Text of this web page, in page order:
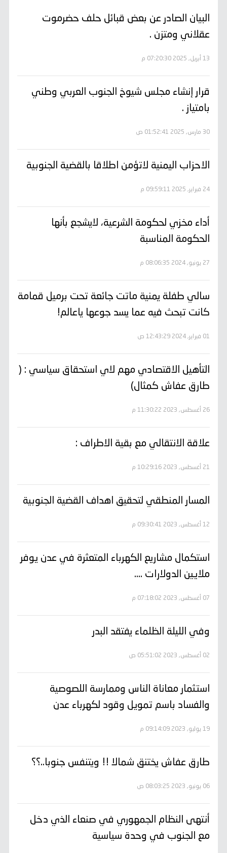
البيان الصادر عن بعض قبائل حلف حضرموت
عقلاني ومتزن .
13 أبريل, 2025 07:20:30 م
قرار إنشاء مجلس شيوخ الجنوب العربي وطني
بامتياز .
30 مارس, 2025 01:52:41 ص
الاحزاب اليمنية لاتؤمن اطلاقا بالقضية الجنوبية
24 فبراير, 2025 09:59:11 م
أداء مخزي لحكومة الشرعية، لايشجع بأنها
الحكومة المناسبة
27 يونيو, 2024 08:06:35 م
سالي طفلة يمنية ماتت جائعة تحت برميل قمامة
كانت تبحث فيه عما يسد جوعها ياعالم!
01 فبراير, 2024 12:43:29 ص
التأهيل الاقتصادي مهم لاي استحقاق سياسي : (
طارق عفاش كمثال)
26 أغسطس, 2023 11:30:22 م
علاقة الانتقالي مع بقية الاطراف :
21 أغسطس, 2023 10:29:16 م
المسار المنطقي لتحقيق اهداف القضية الجنوبية
12 أغسطس, 2023 09:30:41 م
استكمال مشاريع الكهرباء المتعثرة في عدن يوفر
ملايين الدولارات ....
07 أغسطس, 2023 07:18:02 م
وفي الليلة الظلماء يفتقد البدر
02 أغسطس, 2023 05:51:02 ص
استثمار معاناة الناس وممارسة اللصوصية
والفساد باسم تمويل وقود لكهرباء عدن
19 يوليو, 2023 09:14:09 م
طارق عفاش يختنق شمالا !! ويتنفس جنوبا..؟؟
06 يونيو, 2023 08:03:25 ص
أنتهى النظام الجمهوري في صنعاء الذي دخل
مع الجنوب في وحدة سياسية